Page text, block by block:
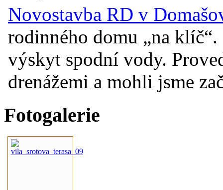
Novostavba RD v
rodinného domu „na
výskyt spodní vody.
drenážemi a mohli jsme
Fotogalerie